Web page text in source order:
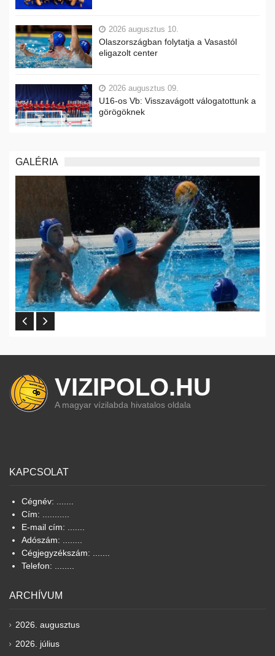
2026 augusztus 10.
Olaszországban folytatja a Vasastól
eligazolt center
2026 augusztus 09.
U16-os Vb: Visszavágott válogatottunk a
görögöknek
GALÉRIA
VIZIPOLO.HU
A magyar vízilabda hivatalos oldala
KAPCSOLAT
Cégnév: .......
Cím: ...........
E-mail cím: .......
Adószám: ........
Cégjegyzékszám: .......
Telefon: ........
ARCHÍVUM
2026. augusztus
2026. július